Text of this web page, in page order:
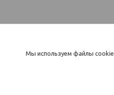
Мы используем файлы